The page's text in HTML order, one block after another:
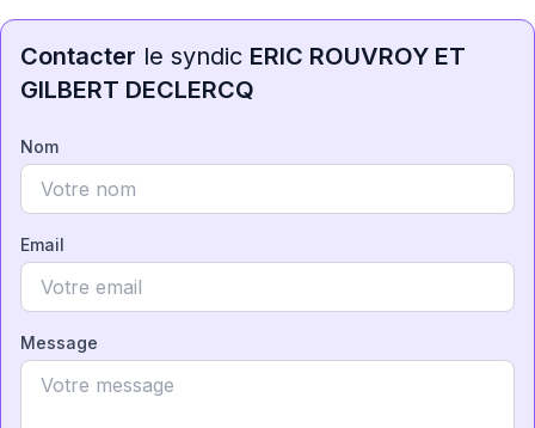
Contacter le syndic ERIC ROUVROY ET
GILBERT DECLERCQ
Nom
Email
Message